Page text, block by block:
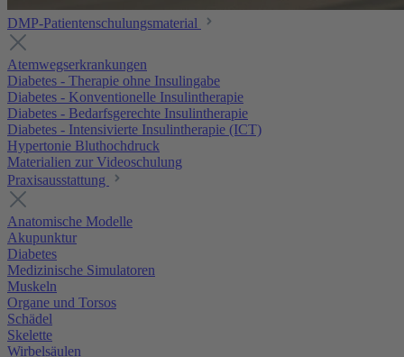
DMP-Patientenschulungsmaterial
Atemwegserkrankungen
Diabetes - Therapie ohne Insulingabe
Diabetes - Konventionelle Insulintherapie
Diabetes - Bedarfsgerechte Insulintherapie
Diabetes - Intensivierte Insulintherapie (ICT)
Hypertonie Bluthochdruck
Materialien zur Videoschulung
Praxisausstattung
Anatomische Modelle
Akupunktur
Diabetes
Medizinische Simulatoren
Muskeln
Organe und Torsos
Schädel
Skelette
Wirbelsäulen